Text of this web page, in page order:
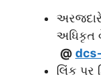
અરજદારે
અધિકૃત
@
લિંક પર